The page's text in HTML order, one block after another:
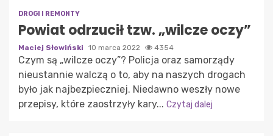
DROGI I REMONTY
Powiat odrzucił tzw. „wilcze oczy”
Maciej Słowiński 10 marca 2022 4354
Czym są „wilcze oczy”? Policja oraz samorządy
nieustannie walczą o to, aby na naszych drogach
było jak najbezpieczniej. Niedawno weszły nowe
przepisy, które zaostrzyły kary... Czytaj dalej